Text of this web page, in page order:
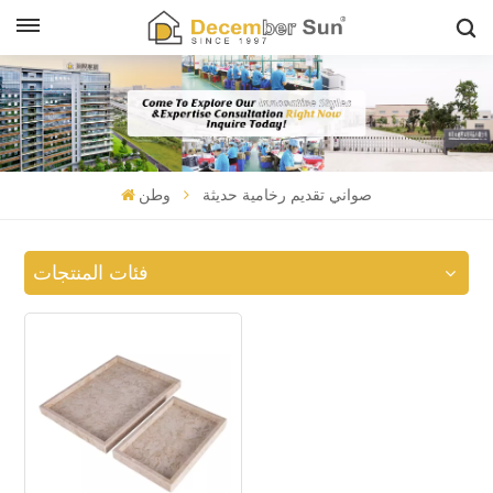
وطن صواني تقديم رخامية حديثة
فئات المنتجات